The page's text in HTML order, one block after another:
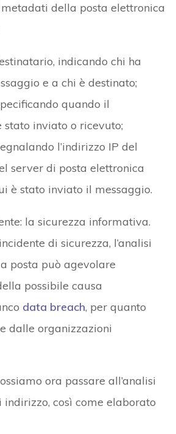
della posta elettronica
indicando chi ha
e a chi è destinato;
quando il
stato inviato o ricevuto;
l’indirizzo IP del
server di posta elettronica
è stato inviato il messaggio.
la sicurezza informativa.
di sicurezza, l’analisi
posta può agevolare
possibile causa
data breach, per quanto
dalle organizzazioni
ora passare all’analisi
così come elaborato